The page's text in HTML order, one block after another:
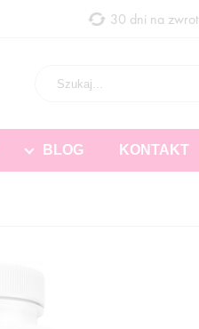
30 dni na zwrot
BLOG KONTAKT